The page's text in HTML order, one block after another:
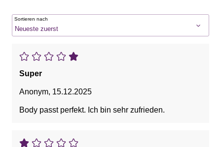
Sortieren nach
Super
Anonym, 15.12.2025
Body passt perfekt. Ich bin sehr zufrieden.